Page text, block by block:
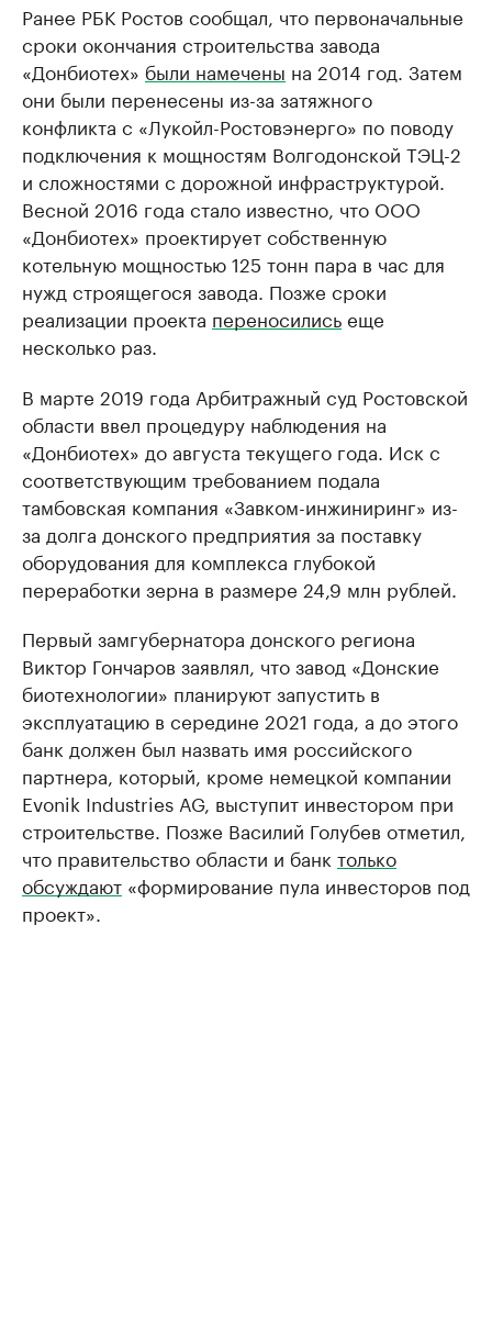
Ранее РБК Ростов сообщал, что первоначальные
сроки окончания строительства завода
«Донбиотех» были намечены на 2014 год. Затем
они были перенесены из-за затяжного
конфликта с «Лукойл-Ростовэнерго» по поводу
подключения к мощностям Волгодонской ТЭЦ-2
и сложностями с дорожной инфраструктурой.
Весной 2016 года стало известно, что ООО
«Донбиотех» проектирует собственную
котельную мощностью 125 тонн пара в час для
нужд строящегося завода. Позже сроки
реализации проекта переносилисьеще
несколько раз.
В марте 2019 года Арбитражный суд Ростовской
области ввел процедуру наблюдения на
«Донбиотех» до августа текущего года. Иск с
соответствующим требованием подала
тамбовская компания «Завком-инжиниринг» из-
за долга донского предприятия за поставку
оборудования для комплекса глубокой
переработки зерна в размере 24,9 млн рублей.
Первый замгубернатора донского региона
Виктор Гончаров заявлял, что завод «Донские
биотехнологии» планируют запустить в
эксплуатацию в середине 2021 года, а до этого
банк должен был назвать имя российского
партнера, который, кроме немецкой компании
Evonik Industries AG, выступит инвестором при
строительстве. Позже Василий Голубев отметил,
что правительство области и банк только
обсуждают «формирование пула инвесторов под
проект».